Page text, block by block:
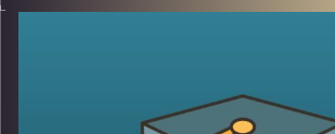
מה עושים איתו האחרים. מה
לשינויים טכנולוגיים? אולי